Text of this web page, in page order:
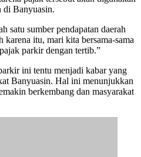
di Banyuasin.
satu sumber pendapatan daerah
itu, mari kita bersama-sama
parkir dengan tertib.”
ini tentu menjadi kabar yang
Banyuasin. Hal ini menunjukkan
berkembang dan masyarakat